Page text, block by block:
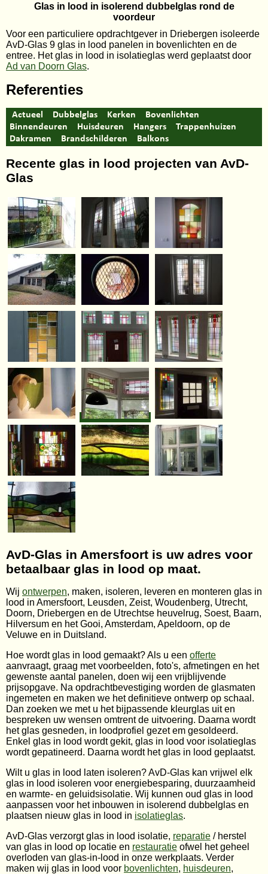
Glas in lood in isolerend dubbelglas rond de
voordeur
Voor een particuliere opdrachtgever in Driebergen isoleerde
AvD-Glas 9 glas in lood panelen in bovenlichten en de
entree. Het glas in lood in isolatieglas werd geplaatst door
Ad van Doorn Glas.
Referenties
Actueel Dubbelglas Kerken
Bovenlichten
Binnendeuren
Huisdeuren Hangers
Trappenhuizen
Dakramen
Brandschilderen Balkons
Recente glas in lood projecten van AvD-
Glas
AvD-Glas in Amersfoort is uw adres voor
betaalbaar glas in lood op maat.
Wij ontwerpen, maken, isoleren, leveren en monteren glas in
lood in Amersfoort, Leusden, Zeist, Woudenberg, Utrecht,
Doorn, Driebergen en de Utrechtse heuvelrug, Soest, Baarn,
Hilversum en het Gooi, Amsterdam, Apeldoorn, op de
Veluwe en in Duitsland.
Hoe wordt glas in lood gemaakt? Als u een offerte
aanvraagt, graag met voorbeelden, foto's, afmetingen en het
gewenste aantal panelen, doen wij een vrijblijvende
prijsopgave. Na opdrachtbevestiging worden de glasmaten
ingemeten en maken we het definitieve ontwerp op schaal.
Dan zoeken we met u het bijpassende kleurglas uit en
bespreken uw wensen omtrent de uitvoering. Daarna wordt
het glas gesneden, in loodprofiel gezet em gesoldeerd.
Enkel glas in lood wordt gekit, glas in lood voor isolatieglas
wordt gepatineerd. Daarna wordt het glas in lood geplaatst.
Wilt u glas in lood laten isoleren? AvD-Glas kan vrijwel elk
glas in lood isoleren voor energiebesparing, duurzaamheid
en warmte- en geluidsisolatie. Wij kunnen oud glas in lood
aanpassen voor het inbouwen in isolerend dubbelglas en
plaatsen nieuw glas in lood in isolatieglas.
AvD-Glas verzorgt glas in lood isolatie, reparatie / herstel
van glas in lood op locatie en restauratie ofwel het geheel
overloden van glas-in-lood in onze werkplaats. Verder
maken wij glas in lood voor bovenlichten, huisdeuren,